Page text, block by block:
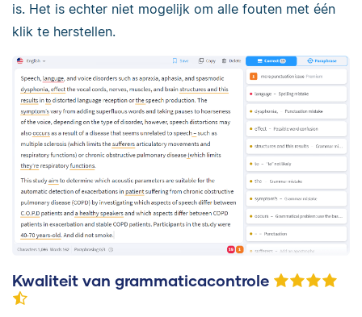
is. Het is echter niet mogelijk om alle fouten met één
klik te herstellen.
Kwaliteit van grammaticacontrole